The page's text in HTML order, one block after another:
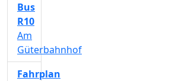
Bus
R10
Am
Güterbahnhof
Fahrplan